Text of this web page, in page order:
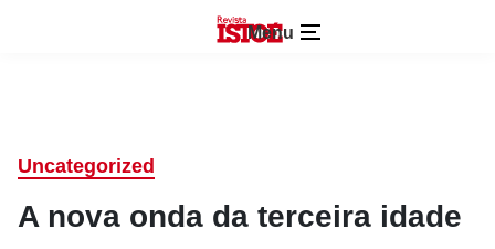
Menu
Uncategorized
A nova onda da terceira idade